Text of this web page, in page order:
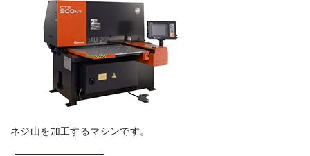
ネジ山を加工するマシンです。